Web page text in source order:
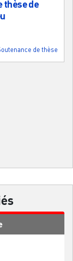
thèse de
de thèse
page